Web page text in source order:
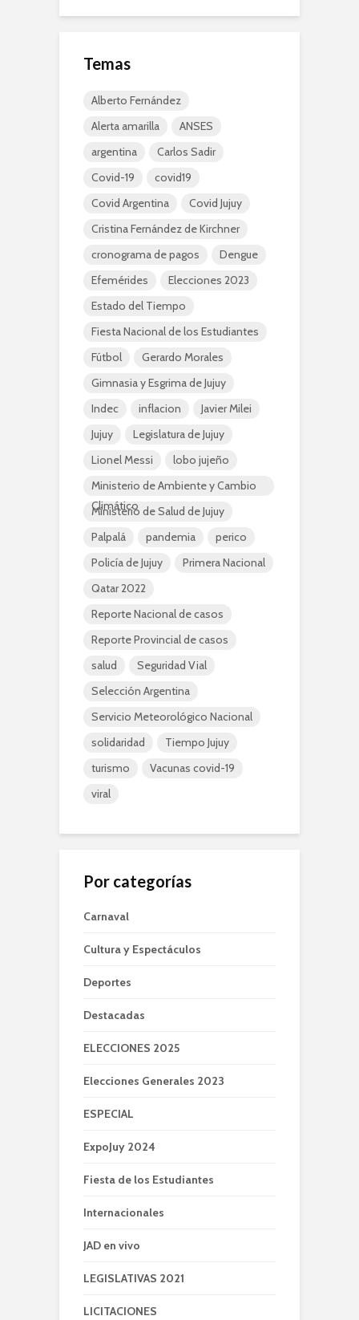
Temas
Alberto Fernández
Alerta amarilla
ANSES
argentina
Carlos Sadir
Covid-19
covid19
Covid Argentina
Covid Jujuy
Cristina Fernández de Kirchner
cronograma de pagos
Dengue
Efemérides
Elecciones 2023
Estado del Tiempo
Fiesta Nacional de los Estudiantes
Fútbol
Gerardo Morales
Gimnasia y Esgrima de Jujuy
Indec
inflacion
Javier Milei
Jujuy
Legislatura de Jujuy
Lionel Messi
lobo jujeño
Ministerio de Ambiente y Cambio
Climático
Ministerio de Salud de Jujuy
Palpalá
pandemia
perico
Policía de Jujuy
Primera Nacional
Qatar 2022
Reporte Nacional de casos
Reporte Provincial de casos
salud
Seguridad Vial
Selección Argentina
Servicio Meteorológico Nacional
solidaridad
Tiempo Jujuy
turismo
Vacunas covid-19
viral
Por categorías
Carnaval
Cultura y Espectáculos
Deportes
Destacadas
ELECCIONES 2025
Elecciones Generales 2023
ESPECIAL
ExpoJuy 2024
Fiesta de los Estudiantes
Internacionales
JAD en vivo
LEGISLATIVAS 2021
LICITACIONES